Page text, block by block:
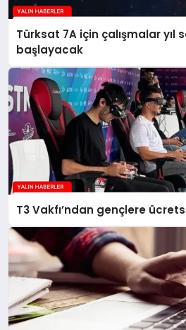
Türksat 7A için çalışmalar yıl
başlayacak
T3 Vakfı’ndan gençlere